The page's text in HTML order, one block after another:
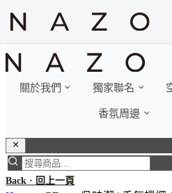
關於我們 獨家聯名
香氛周邊
Back · 回上一頁